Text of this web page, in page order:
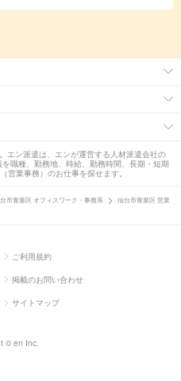
エン派遣は、エンが運営する人材派遣会社の
職種、勤務地、時給、勤務時間、長期・短期
営業事務）のお仕事を探せます。
市青葉区 オフィスワーク・事務系
仙台市青葉区 営業
ご利用規約
掲載のお問い合わせ
サイトマップ
© en Inc.